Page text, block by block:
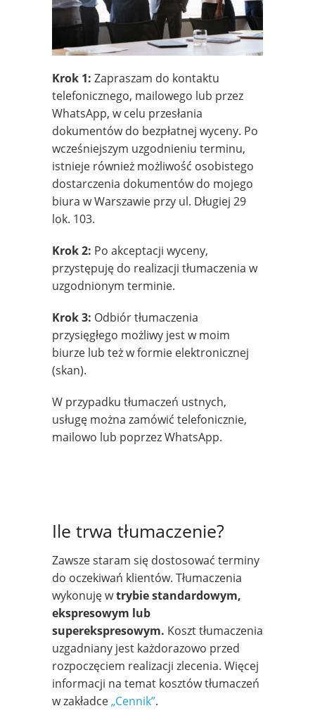
Krok 1: Zapraszam do kontaktu
telefonicznego, mailowego lub przez
WhatsApp, w celu przesłania
dokumentów do bezpłatnej wyceny. Po
wcześniejszym uzgodnieniu terminu,
istnieje również możliwość osobistego
dostarczenia dokumentów do mojego
biura w Warszawie przy ul. Długiej 29
lok. 103.
Krok 2: Po akceptacji wyceny,
przystępuję do realizacji tłumaczenia w
uzgodnionym terminie.
Krok 3: Odbiór tłumaczenia
przysięgłego możliwy jest w moim
biurze lub też w formie elektronicznej
(skan).
W przypadku tłumaczeń ustnych,
usługę można zamówić telefonicznie,
mailowo lub poprzez WhatsApp.
Ile trwa tłumaczenie?
Zawsze staram się dostosować terminy
do oczekiwań klientów. Tłumaczenia
wykonuję wtrybie standardowym,
ekspresowym lub
superekspresowym. Koszt tłumaczenia
uzgadniany jest każdorazowo przed
rozpoczęciem realizacji zlecenia. Więcej
informacji na temat kosztów tłumaczeń
w zakładce„Cennik”.